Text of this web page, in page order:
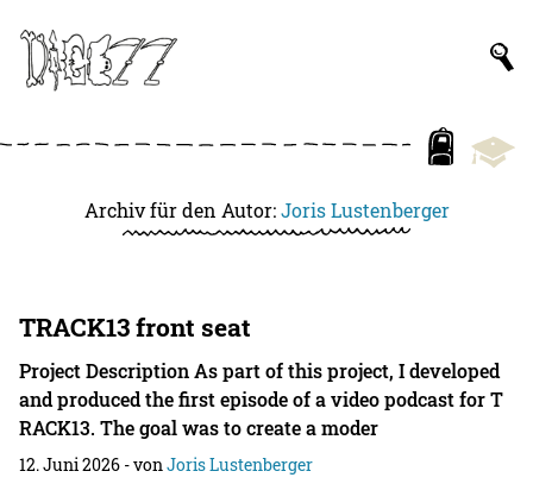
Archiv für den Autor:Joris Lustenberger
TRACK13 front seat
Project Description As part of this project, I developed
and produced the first episode of a video podcast for T
RACK13. The goal was to create a moder
12. Juni 2026 - vonJoris Lustenberger